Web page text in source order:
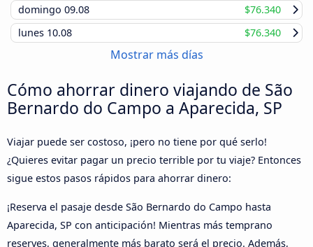
domingo 09.08
$76.340
lunes 10.08 $76.340
Mostrar más días
Cómo ahorrar dinero viajando de São
Bernardo do Campo a Aparecida, SP
Viajar puede ser costoso, ¡pero no tiene por qué serlo!
¿Quieres evitar pagar un precio terrible por tu viaje? Entonces
sigue estos pasos rápidos para ahorrar dinero:
¡Reserva el pasaje desde São Bernardo do Campo hasta
Aparecida, SP con anticipación! Mientras más temprano
reserves, generalmente más barato será el precio. Además,